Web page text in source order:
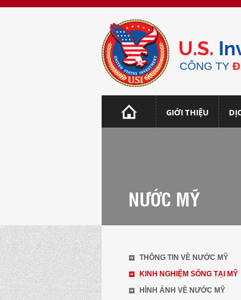
U.S.
CÔNG TY
GIỚI THIỆU
NƯỚC MỸ
THÔNG TIN VỀ NƯỚC MỸ
KINH NGHIỆM SỐNG TẠI MỸ
HÌNH ẢNH VỀ NƯỚC MỸ